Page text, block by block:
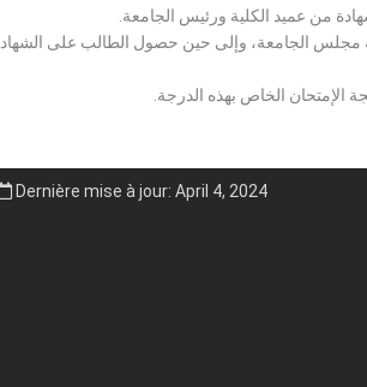
من عميد الكلية ورئيس الجامعة.
الجامعة، وإلى حين حصول الطالب على الشهادة
الإمتحان الخاص بهذه الدرجة.
Dernière mise à jour: April 4, 2024